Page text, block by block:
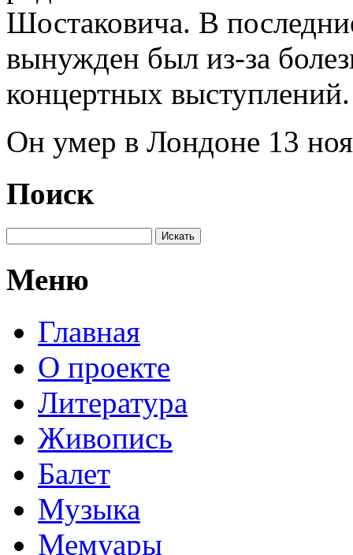
Шостаковича. В
вынужден был из-за
концертных выступлений.
Он умер в Лондоне 13
Поиск
Меню
Главная
О проекте
Литература
Живопись
Балет
Музыка
Мемуары